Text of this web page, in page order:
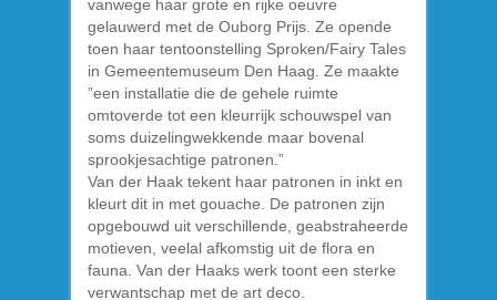
vanwege haar grote en rijke oeuvre
gelauwerd met de Ouborg Prijs. Ze opende
toen haar tentoonstelling Sproken/Fairy Tales
in Gemeentemuseum Den Haag. Ze maakte
”een installatie die de gehele ruimte
omtoverde tot een kleurrijk schouwspel van
soms duizelingwekkende maar bovenal
sprookjesachtige patronen.”
Van der Haak tekent haar patronen in inkt en
kleurt dit in met gouache. De patronen zijn
opgebouwd uit verschillende, geabstraheerde
motieven, veelal afkomstig uit de flora en
fauna. Van der Haaks werk toont een sterke
verwantschap met de art deco.